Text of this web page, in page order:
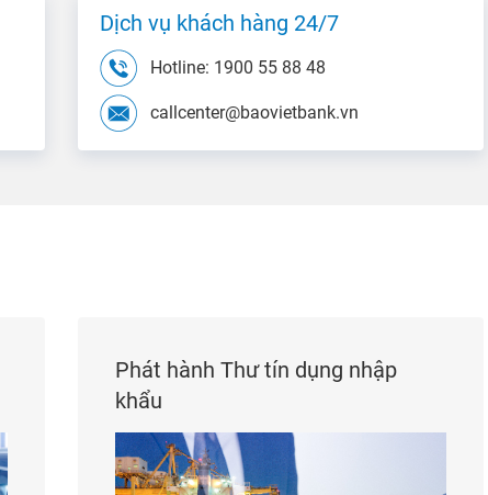
Dịch vụ khách hàng 24/7
Hotline: 1900 55 88 48
callcenter@baovietbank.vn
Phát hành Thư tín dụng nhập
khẩu